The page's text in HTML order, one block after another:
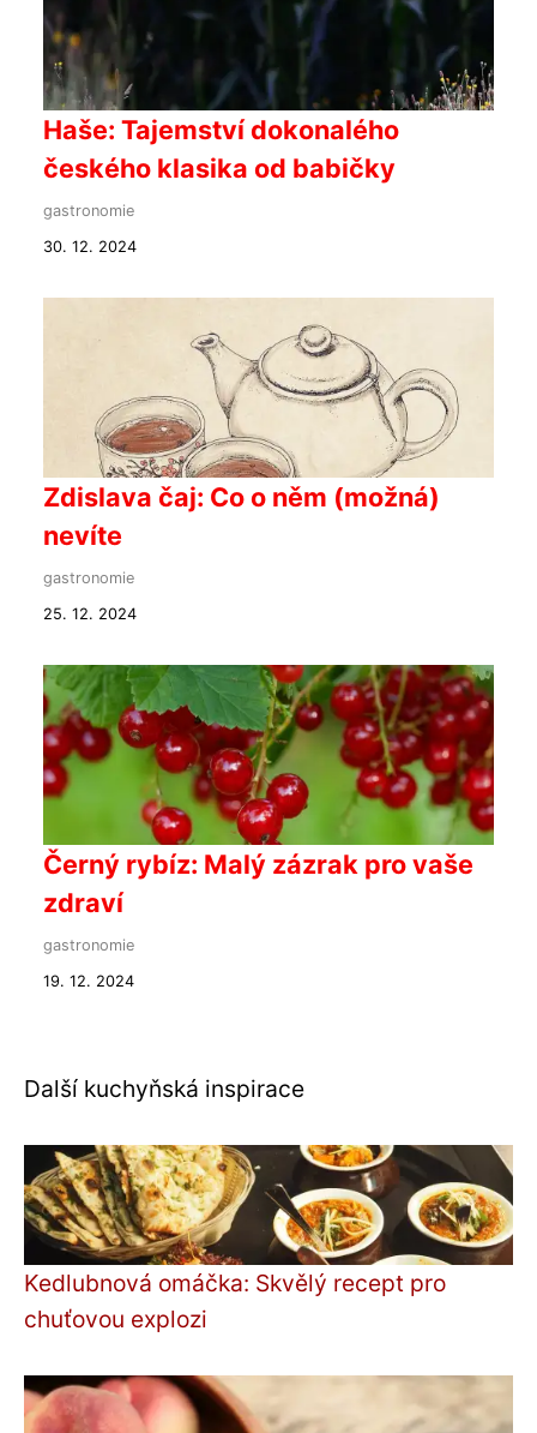
Haše: Tajemství dokonalého
českého klasika od babičky
gastronomie
30. 12. 2024
Zdislava čaj: Co o něm (možná)
nevíte
gastronomie
25. 12. 2024
Černý rybíz: Malý zázrak pro vaše
zdraví
gastronomie
19. 12. 2024
Další kuchyňská inspirace
Kedlubnová omáčka: Skvělý recept pro
chuťovou explozi